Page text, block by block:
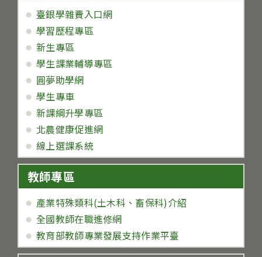
臺銀學雜費入口網
學習歷程專區
新生專區
學生課業輔導專區
圓夢助學網
學生專車
新課綱升學專區
北農健康促進網
線上選課系統
教師專區
產業特殊類科(土木科、畜保科)介紹
全國教師在職進修網
教育部教師專業發展支持作業平臺